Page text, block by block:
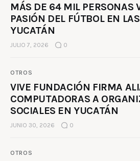
MÁS DE 64 MIL PERSONAS
PASIÓN DEL FÚTBOL EN
YUCATÁN
JULIO 7, 2026 0
OTROS
VIVE FUNDACIÓN FIRMA
COMPUTADORAS A
SOCIALES EN YUCATÁN
JUNIO 30, 2026 0
OTROS